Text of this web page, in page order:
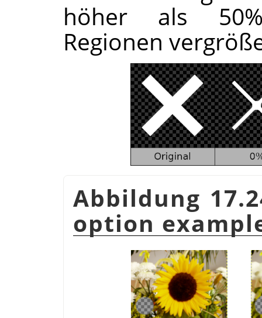
höher als
Regionen
Abbildung
option